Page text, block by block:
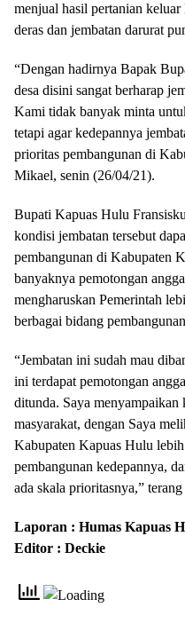
menjual hasil pertanian
deras dan jembatan darurat
“Dengan hadirnya Bapak
desa disini sangat berharap
Kami tidak banyak minta
tetapi agar kedepannya
prioritas pembangunan di
Mikael, senin (26/04/21).
Bupati Kapuas Hulu
kondisi jembatan tersebut
pembangunan di Kabupaten
banyaknya pemotongan
mengharuskan Pemerintah
berbagai bidang
“Jembatan ini sudah mau
ini terdapat pemotongan
ditunda. Saya menyampaikan
masyarakat, dengan Saya
Kabupaten Kapuas Hulu
pembangunan kedepannya,
ada skala prioritasnya,”
Laporan : Humas Kapuas
Editor : Deckie